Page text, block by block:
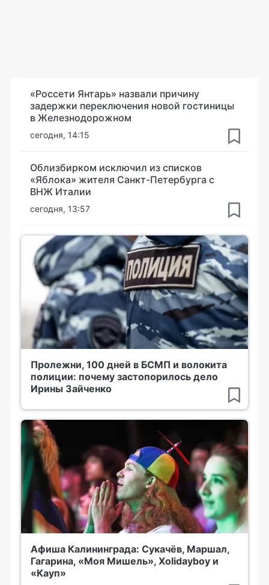
«Россети Янтарь» назвали причину
задержки переключения новой гостиницы
в Железнодорожном
сегодня, 14:15
Облизбирком исключил из списков
«Яблока» жителя Санкт-Петербурга с
ВНЖ Италии
сегодня, 13:57
Пролежни, 100 дней в БСМП и волокита
полиции: почему застопорилось дело
Ирины Зайченко
Афиша Калининграда: Сукачёв, Маршал,
Гагарина, «Моя Мишель», Xolidayboy и
«Кауп»